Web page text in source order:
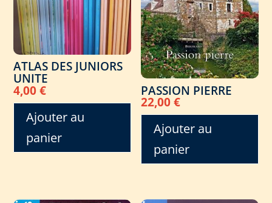
ATLAS DES JUNIORS
UNITE
4,00€
Ajouter au
panier
PASSION PIERRE
22,00€
Ajouter au
panier